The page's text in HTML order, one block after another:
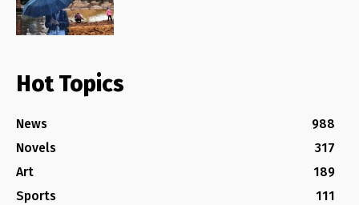
Hot Topics
News
988
Novels
317
Art
189
Sports
111